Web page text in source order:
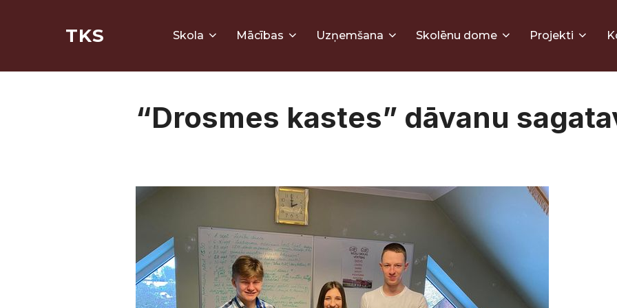
TKS Skola Mācības Uzņemšana Skolēnu dome Projekti
“Drosmes kastes” dāvanu